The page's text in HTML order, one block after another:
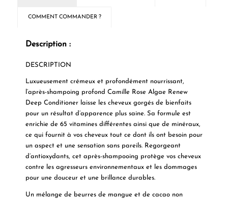
COMMENT COMMANDER ?
Description :
DESCRIPTION
Luxueusement crémeux et profondément nourrissant,
l’après-shampoing profond Camille Rose Algae Renew
Deep Conditioner laisse les cheveux gorgés de bienfaits
pour un résultat d’apparence plus saine. Sa formule est
enrichie de 65 vitamines différentes ainsi que de minéraux,
ce qui fournit à vos cheveux tout ce dont ils ont besoin pour
un aspect et une sensation sans pareils. Regorgeant
d’antioxydants, cet après-shampooing protège vos cheveux
contre les agresseurs environnementaux et les dommages
pour une douceur et une brillance durables.
Un mélange de beurres de mangue et de cacao non